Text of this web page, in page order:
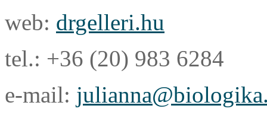
web: drgelleri.hu
tel.: +36 (20) 983 6284
e-mail: